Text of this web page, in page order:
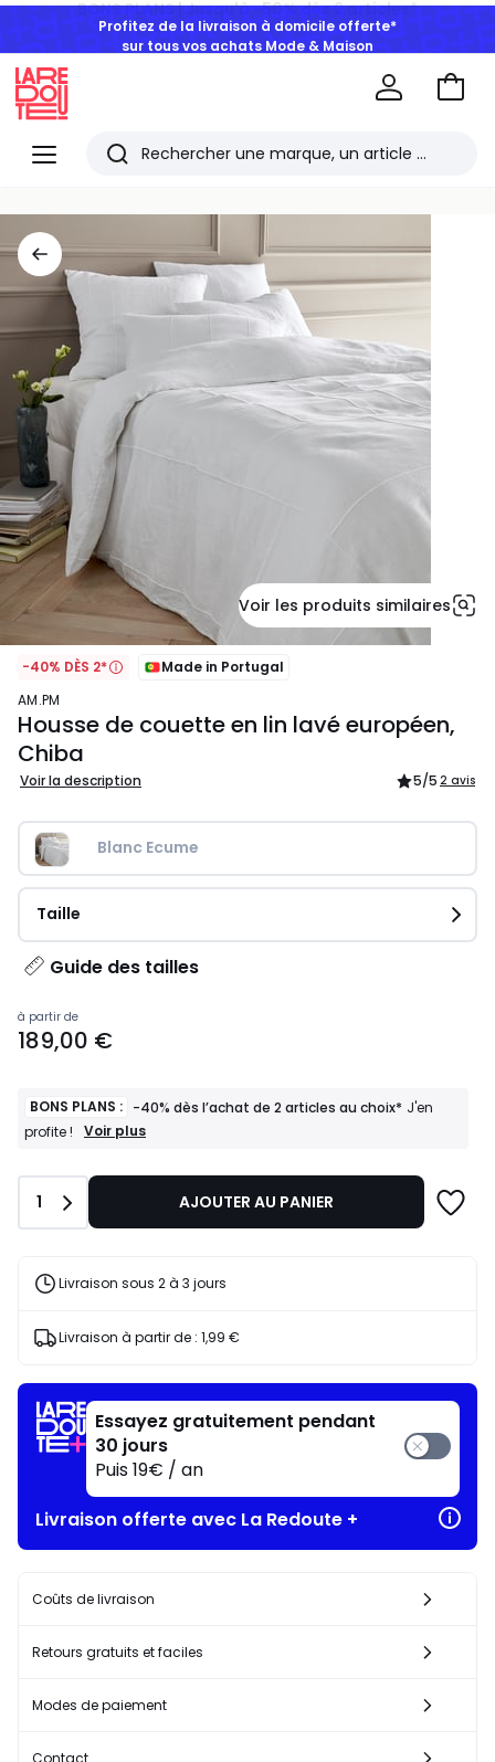
Profitez de la livraison à domicile offerte*
sur tous vos achats Mode & Maison
Menu
Redoute
Rechercher
articles
consultés
Aller
Voir les produits similaires
-40% DÈS 2*
Made in Portugal
AM.PM
Housse de couette en lin lavé européen,
Chiba
Voir la description 5/5 2 avis
Blanc Ecume
Taille
Guide des tailles
Prix
à
189,00
€.
à partir de
189,00 €
BONS PLANS : -40% dès l’achat de 2 articles au choix* J'en
profite !
BONS
-40%
l’achat
articles
J'en
Voir plus
Quantité
1 AJOUTER AU PANIER
Livraison sous 2 à 3 jours
Livraison à partir de : 1,99 €
Essayez gratuitement pendant
30 jours
Puis 19€ / an
Livraison offerte avec La Redoute +
Coûts de livraison
Retours gratuits et faciles
Modes de paiement
Contact